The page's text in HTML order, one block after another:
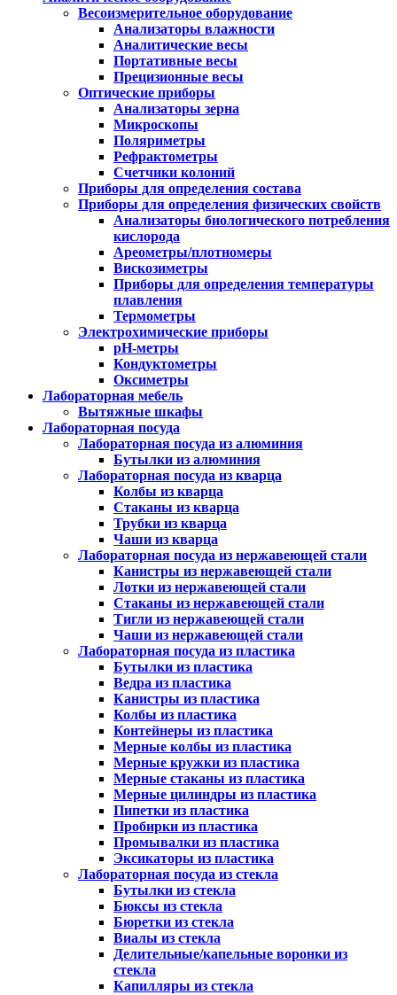
Весоизмерительное оборудование
Анализаторы влажности
Аналитические весы
Портативные весы
Прецизионные весы
Оптические приборы
Анализаторы зерна
Микроскопы
Поляриметры
Рефрактометры
Счетчики колоний
Приборы для определения состава
Приборы для определения физических свойств
Анализаторы биологического потребления
кислорода
Ареометры/плотномеры
Вискозиметры
Приборы для определения температуры
плавления
Термометры
Электрохимические приборы
pH-метры
Кондуктометры
Оксиметры
Лабораторная мебель
Вытяжные шкафы
Лабораторная посуда
Лабораторная посуда из алюминия
Бутылки из алюминия
Лабораторная посуда из кварца
Колбы из кварца
Стаканы из кварца
Трубки из кварца
Чаши из кварца
Лабораторная посуда из нержавеющей стали
Канистры из нержавеющей стали
Лотки из нержавеющей стали
Стаканы из нержавеющей стали
Тигли из нержавеющей стали
Чаши из нержавеющей стали
Лабораторная посуда из пластика
Бутылки из пластика
Ведра из пластика
Канистры из пластика
Колбы из пластика
Контейнеры из пластика
Мерные колбы из пластика
Мерные кружки из пластика
Мерные стаканы из пластика
Мерные цилиндры из пластика
Пипетки из пластика
Пробирки из пластика
Промывалки из пластика
Эксикаторы из пластика
Лабораторная посуда из стекла
Бутылки из стекла
Бюксы из стекла
Бюретки из стекла
Виалы из стекла
Делительные/капельные воронки из
стекла
Капилляры из стекла